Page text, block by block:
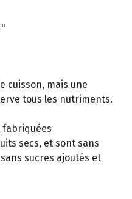
cuisson, mais une
tous les nutriments.
fabriquées
secs, et sont sans
sucres ajoutés et